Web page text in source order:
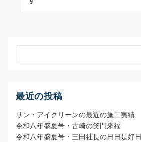
最近の投稿
サン・アイクリーンの最近の施工実績
令和八年盛夏号・古崎の笑門来福
令和八年盛夏号・三田社長の日日是好日